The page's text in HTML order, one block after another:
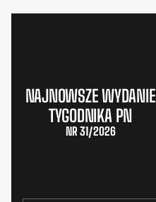
NAJNOWSZE WYDANIE
TYGODNIKA PN
NR 31/2026